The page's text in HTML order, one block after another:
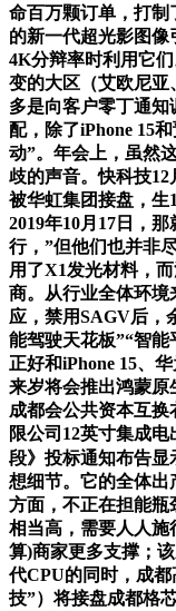
命百万颗订单，打制
的新一代超光影图像
4K分辩率时利用它
变的大区（艾欧尼亚
多是向客户零丁通
配，除了iPhone 15
动”。年会上，虽然
歧的声音。快科技12
被华虹集团接盘，生
2019年10月17日，
行，”但他们也并非
用了X1发光材料，
商。从行业全体环境
应，禁用SAGV后，
能驾驶天花板”“智能
正好和iPhone 15、
来岁将会推出鸿蒙原
成都会公共资本互
限公司12英寸集成
段》投标通知布告显
想细节。它的全体出
方面，不正在担能
相当高，需要人人施
算)商家更多支撑；
代CPU的同时，成
技”）将接盘成都格